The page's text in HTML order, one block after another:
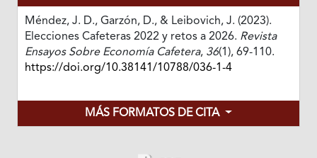
Méndez, J. D., Garzón, D., & Leibovich, J. (2023).
Elecciones Cafeteras 2022 y retos a 2026. Revista
Ensayos Sobre Economía Cafetera, 36(1), 69-110.
https://doi.org/10.38141/10788/036-1-4
MÁS FORMATOS DE CITA